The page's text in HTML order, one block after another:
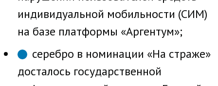
индивидуальной мобильности (СИМ)
на базе платформы «Аргентум»;
серебро в номинации «На страже»
досталось государственной